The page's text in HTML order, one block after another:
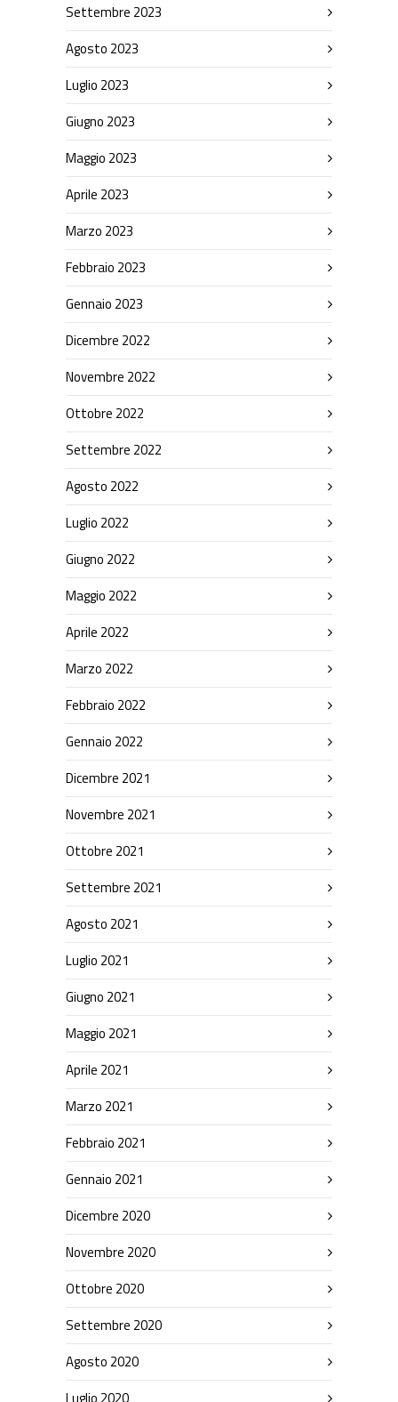
Settembre 2023
Agosto 2023
Luglio 2023
Giugno 2023
Maggio 2023
Aprile 2023
Marzo 2023
Febbraio 2023
Gennaio 2023
Dicembre 2022
Novembre 2022
Ottobre 2022
Settembre 2022
Agosto 2022
Luglio 2022
Giugno 2022
Maggio 2022
Aprile 2022
Marzo 2022
Febbraio 2022
Gennaio 2022
Dicembre 2021
Novembre 2021
Ottobre 2021
Settembre 2021
Agosto 2021
Luglio 2021
Giugno 2021
Maggio 2021
Aprile 2021
Marzo 2021
Febbraio 2021
Gennaio 2021
Dicembre 2020
Novembre 2020
Ottobre 2020
Settembre 2020
Agosto 2020
Luglio 2020